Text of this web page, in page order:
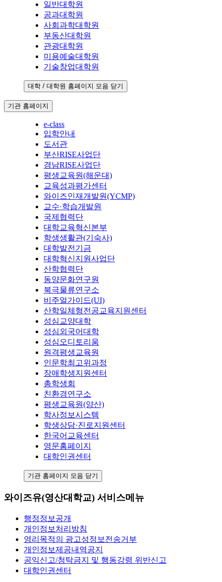
일반대학원
공과대학원
사회과학대학원
부동산대학원
관광대학원
미용예술대학원
기술창업대학원
대학 / 대학원 홈페이지 모음 닫기
기관 홈페이지
e-class
입학안내
도서관
부산RISE사업단
경남RISE사업단
평생교육원(해운대)
교육성과평가센터
와이즈인재개발원(YCMP)
교수·학습개발원
국제협력단
대학교육혁신본부
학생생활관(기숙사)
대학발전기금
대학혁신지원사업단
산학협력단
동양문화연구원
북극물류연구소
비주얼가이드(UI)
산학일체형전공교육지원센터
성심교양대학
성심외국어대학
성심오디토리움
원격평생교육원
인문학최고위과정
장애학생지원센터
총학생회
친환경연구소
평생교육원(양산)
학사정보시스템
학생상담·진로지원센터
한국어교육센터
영문홈페이지
대학인권센터
기관 홈페이지 모음 닫기
와이즈유(영산대학교) 서비스메뉴
행정정보공개
개인정보처리방침
영리목적의 광고성정보전송거부
개인정보제공내역공지
공익신고/청탁금지 및 행동강령 위반신고
대학인권센터